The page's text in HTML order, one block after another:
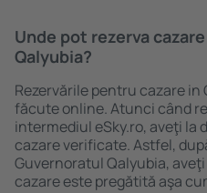
Unde pot rezerva
Qalyubia?
Rezervările pentru cazare
făcute online. Atunci când
intermediul eSky.ro, aveţi la
cazare verificate. Astfel,
Guvernoratul Qalyubia,
cazare este pregătită aşa